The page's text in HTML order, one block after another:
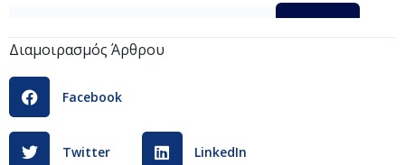
Διαμοιρασμός Άρθρου
Facebook
Twitter LinkedIn